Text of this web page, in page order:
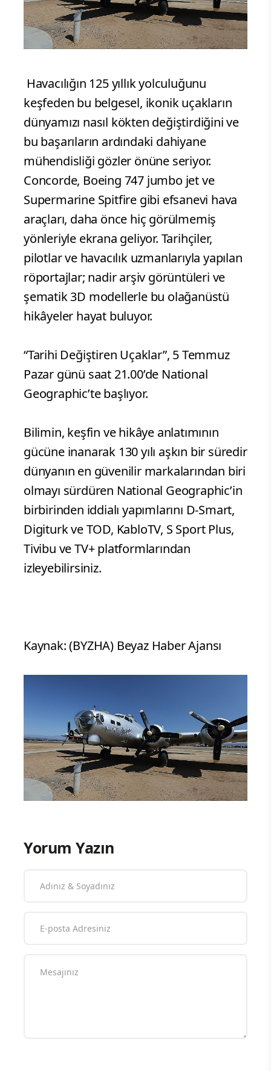
Havacılığın 125 yıllık yolculuğunu
keşfeden bu belgesel, ikonik uçakların
dünyamızı nasıl kökten değiştirdiğini ve
bu başarıların ardındaki dahiyane
mühendisliği gözler önüne seriyor.
Concorde, Boeing 747 jumbo jet ve
Supermarine Spitfire gibi efsanevi hava
araçları, daha önce hiç görülmemiş
yönleriyle ekrana geliyor. Tarihçiler,
pilotlar ve havacılık uzmanlarıyla yapılan
röportajlar; nadir arşiv görüntüleri ve
şematik 3D modellerle bu olağanüstü
hikâyeler hayat buluyor.
“Tarihi Değiştiren Uçaklar”, 5 Temmuz
Pazar günü saat 21.00’de National
Geographic’te başlıyor.
Bilimin, keşfin ve hikâye anlatımının
gücüne inanarak 130 yılı aşkın bir süredir
dünyanın en güvenilir markalarından biri
olmayı sürdüren National Geographic’in
birbirinden iddialı yapımlarını D-Smart,
Digiturk ve TOD, KabloTV, S Sport Plus,
Tivibu ve TV+ platformlarından
izleyebilirsiniz.
Kaynak: (BYZHA) Beyaz Haber Ajansı
Yorum Yazın